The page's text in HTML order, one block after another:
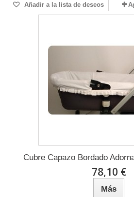
Añadir a la lista de deseos
Cubre Capazo Bordado
78,10 €
Más